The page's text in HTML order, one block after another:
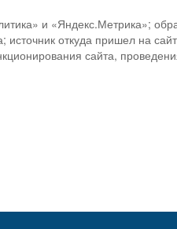
и «Яндекс.Метрика»;
откуда пришел на
сайта,